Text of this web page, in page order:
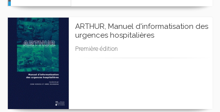
ARTHUR, Manuel d'informatisation des
urgences hospitalières
Première édition